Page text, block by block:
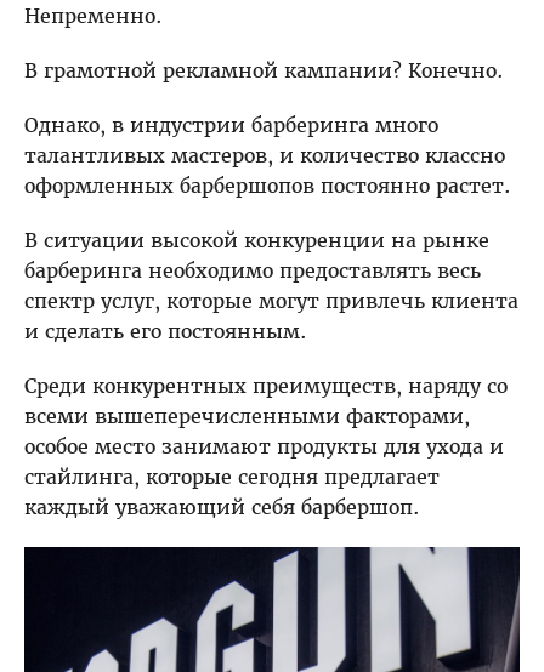
Непременно.
В грамотной рекламной кампании? Конечно.
Однако, в индустрии барберинга много
талантливых мастеров, и количество классно
оформленных барбершопов постоянно растет.
В ситуации высокой конкуренции на рынке
барберинга необходимо предоставлять весь
спектр услуг, которые могут привлечь клиента
и сделать его постоянным.
Среди конкурентных преимуществ, наряду со
всеми вышеперечисленными факторами,
особое место занимают продукты для ухода и
стайлинга, которые сегодня предлагает
каждый уважающий себя барбершоп.